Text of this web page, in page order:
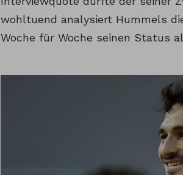
wohltuend analysiert Hummels
Woche für Woche seinen Status